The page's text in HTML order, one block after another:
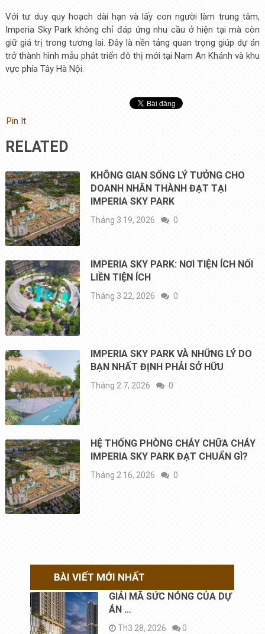
Với tư duy quy hoạch dài hạn và lấy con người làm trung tâm,
Imperia Sky Park không chỉ đáp ứng nhu cầu ở hiện tại mà còn
giữ giá trị trong tương lai. Đây là nền tảng quan trọng giúp dự án
trở thành hình mẫu phát triển đô thị mới tại Nam An Khánh và khu
vực phía Tây Hà Nội.
Pin It
RELATED
KHÔNG GIAN SỐNG LÝ TƯỞNG CHO
DOANH NHÂN THÀNH ĐẠT TẠI
IMPERIA SKY PARK
Tháng 3 19, 2026 0
IMPERIA SKY PARK: NƠI TIỆN ÍCH NỐI
LIỀN TIỆN ÍCH
Tháng 3 22, 2026 0
IMPERIA SKY PARK VÀ NHỮNG LÝ DO
BẠN NHẤT ĐỊNH PHẢI SỞ HỮU
Tháng 2 7, 2026 0
HỆ THỐNG PHÒNG CHÁY CHỮA CHÁY
IMPERIA SKY PARK ĐẠT CHUẨN GÌ?
Tháng 2 16, 2026 0
BÀI VIẾT MỚI NHẤT
GIẢI MÃ SỨC NÓNG CỦA DỰ
ÁN …
Th3 28, 2026 0